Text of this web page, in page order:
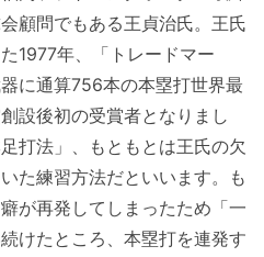
顧問でもある王貞治氏。王氏
1977年、「トレードマー
に通算756本の本塁打世界最
設後初の受賞者となりまし
打法」、もともとは王氏の欠
た練習方法だといいます。も
が再発してしまったため「一
けたところ、本塁打を連発す